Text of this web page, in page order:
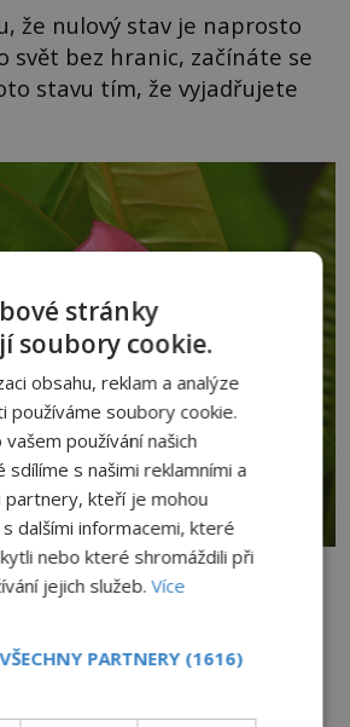
že nulový stav je naprosto
svět bez hranic, začínáte se
stavu tím, že vyjadřujete
Musíme začít u sebe.
ti“, vyjadřujete vděčnost.
stránky
soubory cookie.
obsahu, reklam a analýze
používáme soubory cookie.
používání našich
sdílíme s našimi reklamními a
partnery, kteří je mohou
dalšími informacemi, které
nebo které shromáždili při
jejich služeb.Více
PARTNERY (1616)